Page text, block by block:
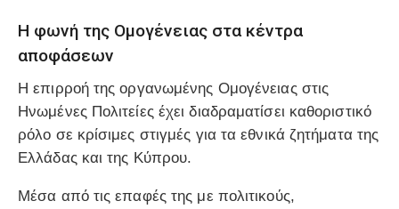
Η φωνή της Ομογένειας στα κέντρα
αποφάσεων
Η επιρροή της οργανωμένης Ομογένειας στις
Ηνωμένες Πολιτείες έχει διαδραματίσει καθοριστικό
ρόλο σε κρίσιμες στιγμές για τα εθνικά ζητήματα της
Ελλάδας και της Κύπρου.
Μέσα από τις επαφές της με πολιτικούς,